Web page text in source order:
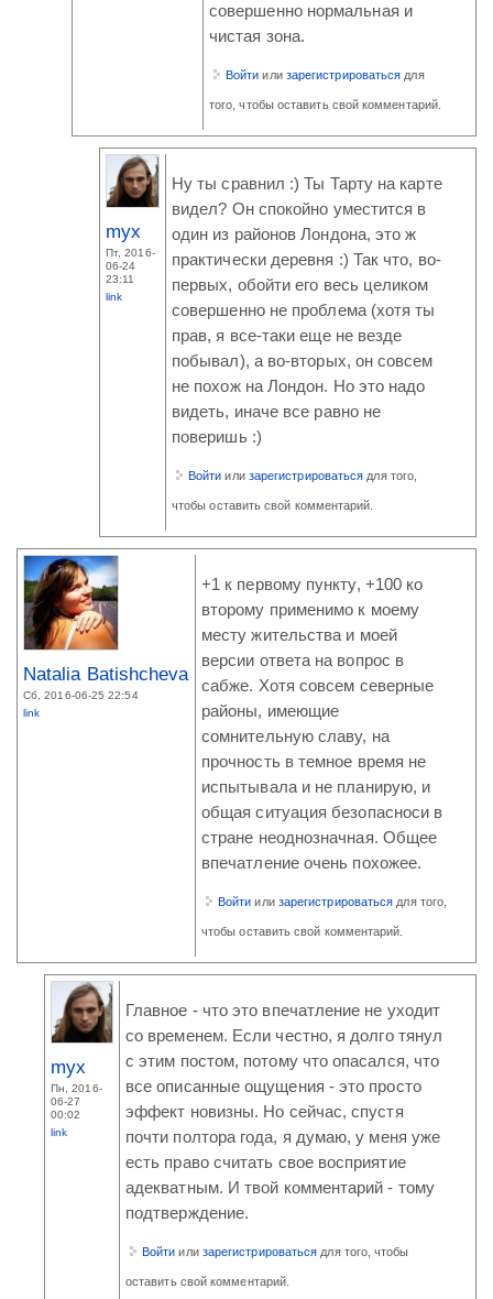
совершенно нормальная и
чистая зона.
Войти или зарегистрироваться для
того, чтобы оставить свой комментарий.
myx
Пт, 2016-
06-24
23:11
link
Ну ты сравнил :) Ты Тарту на карте
видел? Он спокойно уместится в
один из районов Лондона, это ж
практически деревня :) Так что, во-
первых, обойти его весь целиком
совершенно не проблема (хотя ты
прав, я все-таки еще не везде
побывал), а во-вторых, он совсем
не похож на Лондон. Но это надо
видеть, иначе все равно не
поверишь :)
Войти или зарегистрироваться для того,
чтобы оставить свой комментарий.
Natalia Batishcheva
Сб, 2016-06-25 22:54
link
+1 к первому пункту, +100 ко
второму применимо к моему
месту жительства и моей
версии ответа на вопрос в
сабже. Хотя совсем северные
районы, имеющие
сомнительную славу, на
прочность в темное время не
испытывала и не планирую, и
общая ситуация безопасноси в
стране неоднозначная. Общее
впечатление очень похожее.
Войти или зарегистрироваться для того,
чтобы оставить свой комментарий.
myx
Пн, 2016-
06-27
00:02
link
Главное - что это впечатление не уходит
со временем. Если честно, я долго тянул
с этим постом, потому что опасался, что
все описанные ощущения - это просто
эффект новизны. Но сейчас, спустя
почти полтора года, я думаю, у меня уже
есть право считать свое восприятие
адекватным. И твой комментарий - тому
подтверждение.
Войти или зарегистрироваться для того, чтобы
оставить свой комментарий.